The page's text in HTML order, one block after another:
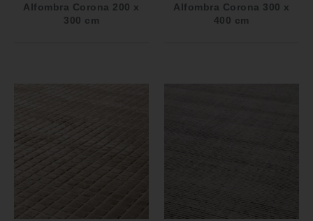
Alfombra Corona 200 x
300 cm
Alfombra Corona 300 x
400 cm